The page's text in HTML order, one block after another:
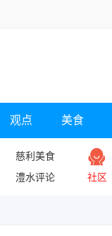
观点 美食
慈利美食
澧水评论 社区